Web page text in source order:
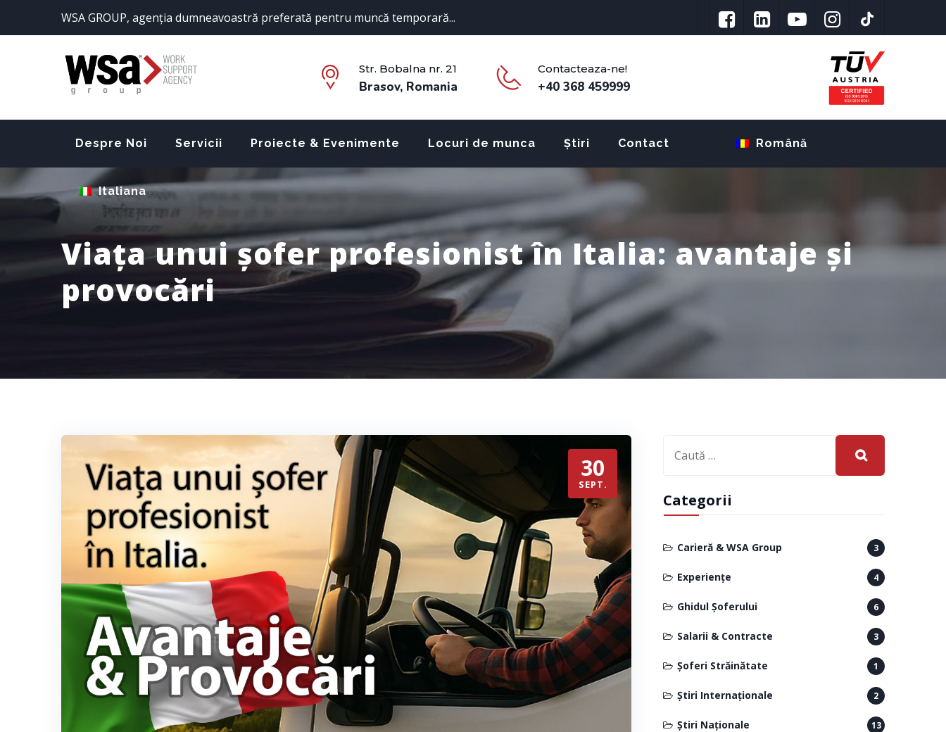
WSA GROUP, agenția dumneavoastră preferată pentru muncă temporară...
Str. Bobalna nr. 21
Brasov, Romania
Contacteaza-ne!
+40 368 459999
Despre Noi Servicii Proiecte & Evenimente Locuri de munca Știri Contact Română
Italiana
Viața unui șofer profesionist în Italia: avantaje și
provocări
30
SEPT.
Categorii
Carieră & WSA Group 3
Experiențe 4
Ghidul Șoferului 6
Salarii & Contracte 3
Șoferi Străinătate 1
Știri Internaționale 2
Știri Naționale 13